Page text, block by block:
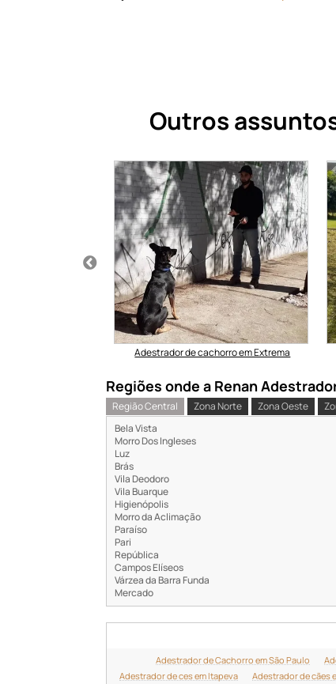
Outros
Adestrador de cachorro em Extrema
Regiões onde a Renan
Região Central Zona Norte Zona Oeste
Bela Vista
Morro Dos Ingleses
Luz
Brás
Vila Deodoro
Vila Buarque
Higienópolis
Morro da Aclimação
Paraíso
Pari
República
Campos Elíseos
Várzea da Barra Funda
Mercado
Adestrador de Cachorro em São Paulo
Adestrador de ces em Itapeva
Adestrador de cães